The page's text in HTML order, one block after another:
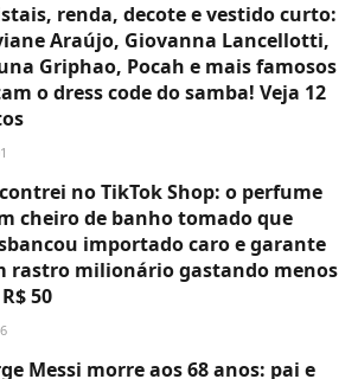
renda, decote e vestido curto:
Araújo, Giovanna Lancellotti,
Griphao, Pocah e mais famosos
o dress code do samba! Veja 12
no TikTok Shop: o perfume
cheiro de banho tomado que
importado caro e garante
rastro milionário gastando menos
50
Messi morre aos 68 anos: pai e